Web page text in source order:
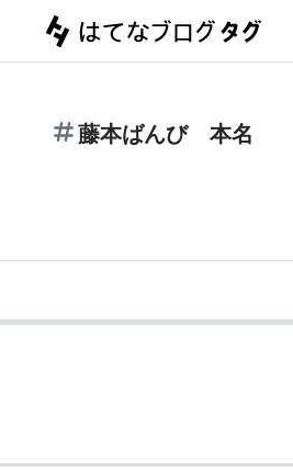
藤本ばんび 本名